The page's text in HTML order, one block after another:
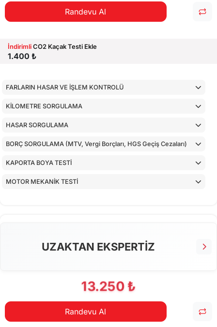
Randevu Al
İndirimliCO2 Kaçak Testi Ekle
1.400 ₺
FARLARIN HASAR VE İŞLEM KONTROLÜ
KİLOMETRE SORGULAMA
HASAR SORGULAMA
BORÇ SORGULAMA (MTV, Vergi Borçları, HGS Geçiş Cezaları)
KAPORTA BOYA TESTİ
MOTOR MEKANİK TESTİ
UZAKTAN EKSPERTİZ
13.250 ₺
Randevu Al